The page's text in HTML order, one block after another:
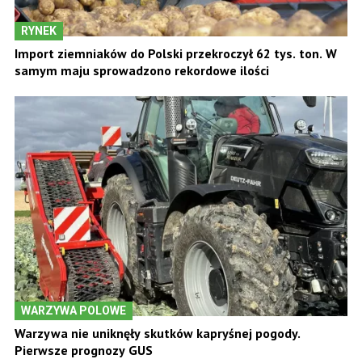
RYNEK
Import ziemniaków do Polski przekroczył 62 tys. ton. W
samym maju sprowadzono rekordowe ilości
WARZYWA POLOWE
Warzywa nie uniknęły skutków kapryśnej pogody.
Pierwsze prognozy GUS